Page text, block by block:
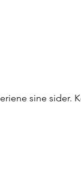
sine sider.